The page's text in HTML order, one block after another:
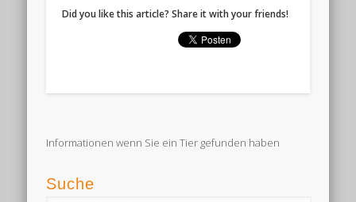
Did you like this article? Share it with your friends!
Informationen wenn Sie ein Tier gefunden haben
Suche